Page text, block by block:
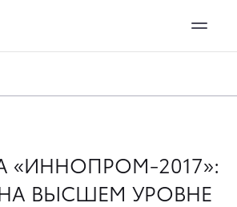
«ИННОПРОМ-2017»:
НА ВЫСШЕМ УРОВНЕ